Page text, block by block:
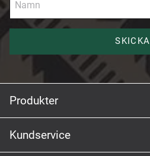
SKICKA
Produkter
Kundservice